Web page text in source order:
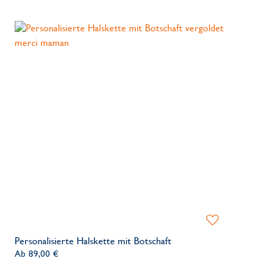
Personalisierte Halskette mit Botschaft
Ab 89,00 €
Zur